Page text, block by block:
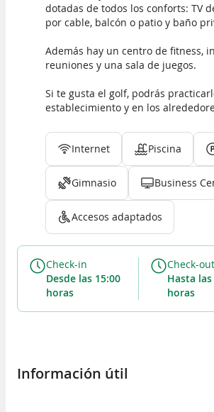
dotadas de todos los conforts: TV
por cable, balcón o patio y baño
Además hay un centro de fitness,
reuniones y una sala de juegos.
Si te gusta el golf, podrás
establecimiento y en los
Internet Piscina
Gimnasio Business
Accesos adaptados
Check-in
desde las 15:00
horas
Check-out
hasta las 11:00
horas
Información útil